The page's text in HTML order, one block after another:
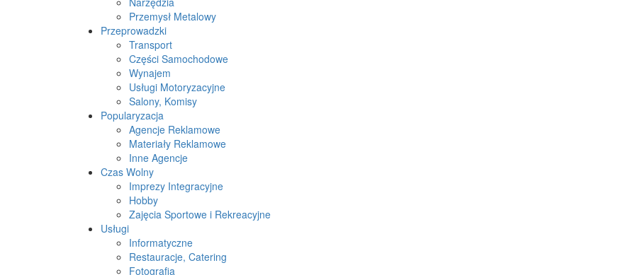
Przemysł Metalowy
Przeprowadzki
Transport
Części Samochodowe
Wynajem
Usługi Motoryzacyjne
Salony, Komisy
Popularyzacja
Agencje Reklamowe
Materiały Reklamowe
Inne Agencje
Czas Wolny
Imprezy Integracyjne
Hobby
Zajęcia Sportowe i Rekreacyjne
Usługi
Informatyczne
Restauracje, Catering
Fotografia